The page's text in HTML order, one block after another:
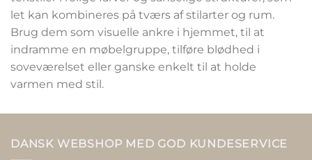
let kan kombineres på tværs af stilarter og rum.
Brug dem som visuelle ankre i hjemmet, til at
indramme en møbelgruppe, tilføre blødhed i
soveværelset eller ganske enkelt til at holde
varmen med stil.
DANSK WEBSHOP MED GOD KUNDESERVICE